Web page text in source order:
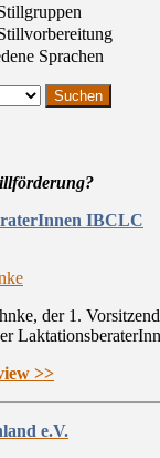
Sprachen
IBCLC
der 1.
>>
e.V.